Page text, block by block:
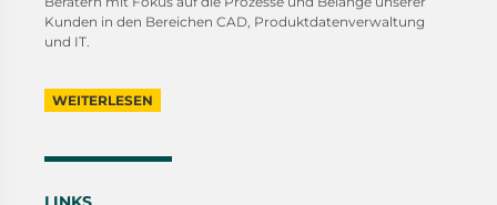
Kunden in den Bereichen CAD, Produktdatenverwaltung
und IT.
WEITERLESEN